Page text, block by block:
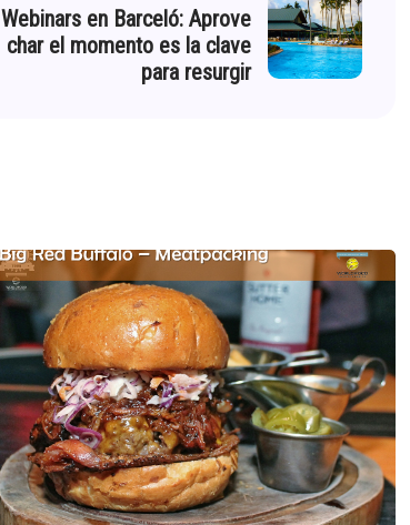
Webinars en Barceló: Aprove
char el momento es la clave
para resurgir